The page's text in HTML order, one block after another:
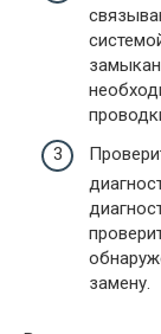
замену.